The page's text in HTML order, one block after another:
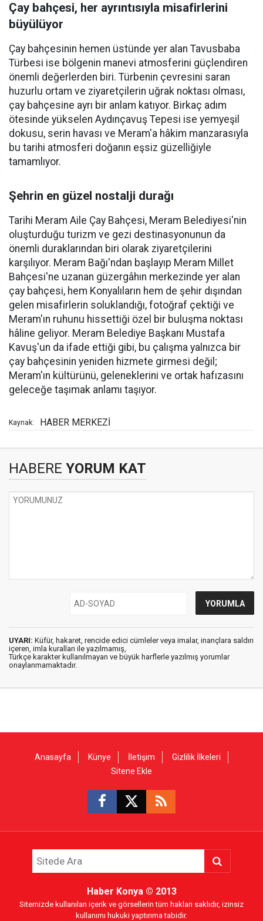
Çay bahçesi, her ayrıntısıyla misafirlerini
büyülüyor
Çay bahçesinin hemen üstünde yer alan Tavusbaba
Türbesi ise bölgenin manevi atmosferini güçlendiren
önemli değerlerden biri. Türbenin çevresini saran
huzurlu ortam ve ziyaretçilerin uğrak noktası olması,
çay bahçesine ayrı bir anlam katıyor. Birkaç adım
ötesinde yükselen Aydınçavuş Tepesi ise yemyeşil
dokusu, serin havası ve Meram'a hâkim manzarasıyla
bu tarihi atmosferi doğanın eşsiz güzelliğiyle
tamamlıyor.
Şehrin en güzel nostalji durağı
Tarihi Meram Aile Çay Bahçesi, Meram Belediyesi'nin
oluşturduğu turizm ve gezi destinasyonunun da
önemli duraklarından biri olarak ziyaretçilerini
karşılıyor. Meram Bağı'ndan başlayıp Meram Millet
Bahçesi'ne uzanan güzergâhın merkezinde yer alan
çay bahçesi, hem Konyalıların hem de şehir dışından
gelen misafirlerin soluklandığı, fotoğraf çektiği ve
Meram'ın ruhunu hissettiği özel bir buluşma noktası
hâline geliyor. Meram Belediye Başkanı Mustafa
Kavuş'un da ifade ettiği gibi, bu çalışma yalnızca bir
çay bahçesinin yeniden hizmete girmesi değil;
Meram'ın kültürünü, geleneklerini ve ortak hafızasını
geleceğe taşımak anlamı taşıyor.
Kaynak: HABER MERKEZİ
HABERE YORUM KAT
UYARI: Küfür, hakaret, rencide edici cümleler veya imalar, inançlara saldırı
içeren, imla kuralları ile yazılmamış,
Türkçe karakter kullanılmayan ve büyük harflerle yazılmış yorumlar
onaylanmamaktadır.
Anasayfa Künye İletişim
Gizlilik İlkeleri
Sitene Ekle
Haber Konya© 2013
Sitemizde kullanılan içerik ve görsellerin tüm hakları saklıdır, izinsiz
kullanımı hukuki yaptırıma tabidir.